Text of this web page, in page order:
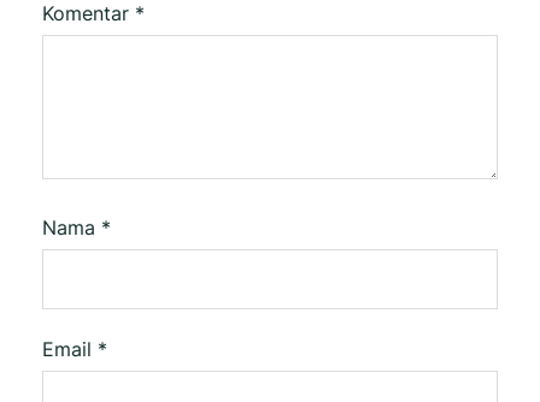
Komentar *
Nama *
Email *